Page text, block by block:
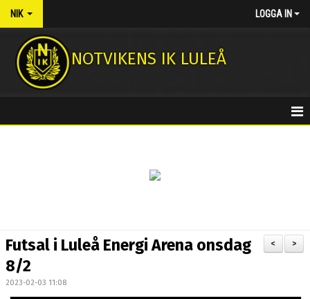
NIK LOGGA IN
NOTVIKENS IK LULEÅ
NOTASSHOPEN
>
<
Futsal i Luleå Energi Arena onsdag
8/2
2023-02-03 11:08